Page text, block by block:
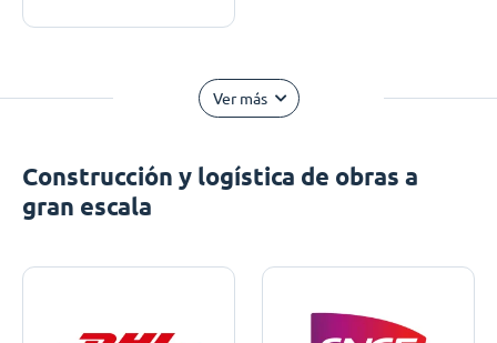
Ver más
Construcción y logística de obras a
gran escala